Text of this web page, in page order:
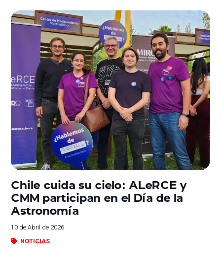
Chile cuida su cielo: ALeRCE y
CMM participan en el Día de la
Astronomía
10 de Abril de 2026
NOTICIAS